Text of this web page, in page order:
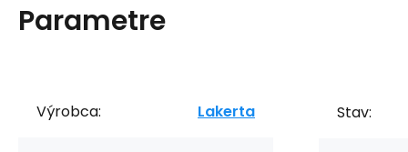
Parametre
Výrobca: Lakerta Stav: